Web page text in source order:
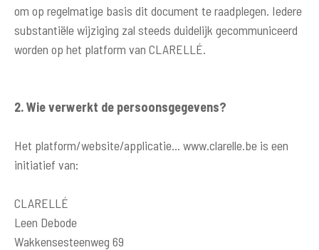
om op regelmatige basis dit document te raadplegen. Iedere
substantiële wijziging zal steeds duidelijk gecommuniceerd
worden op het platform van CLARELLÉ.
2. Wie verwerkt de persoonsgegevens?
Het platform/website/applicatie… www.clarelle.be is een
initiatief van:
CLARELLÉ
Leen Debode
Wakkensesteenweg 69